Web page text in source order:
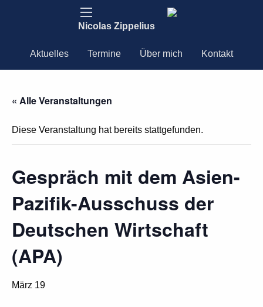
Nicolas Zippelius
Aktuelles Termine Über mich Kontakt
« Alle Veranstaltungen
Diese Veranstaltung hat bereits stattgefunden.
Gespräch mit dem Asien-
Pazifik-Ausschuss der
Deutschen Wirtschaft
(APA)
März 19